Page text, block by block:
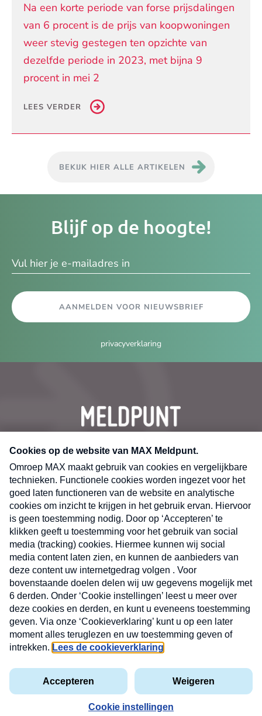
Na een korte periode van forse prijsdalingen
van 6 procent is de prijs van koopwoningen
weer stevig gestegen ten opzichte van
dezelfde periode in 2023, met bijna 9
procent in mei 2
LEES VERDER
BEKIJK HIER ALLE ARTIKELEN
Blijf op de hoogte!
AANMELDEN VOOR NIEUWSBRIEF
privacyverklaring
CONTACT
Volg ons op
MAX
Cookieverklaring
Kwetsbaarheid
X
Nieuwsbrief
Neem hier een gratis abonnement op de MAX
Consumenten nieuwsbrief. Elke maandag en
donderdag in uw mailbox.
e-
VOOR
privacyverklaring